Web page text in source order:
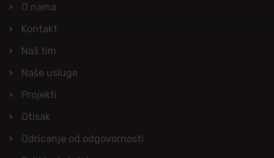
O nama
Kontakt
Naš tim
Naše usluge
Projekti
Otisak
Odricanje od odgovornosti